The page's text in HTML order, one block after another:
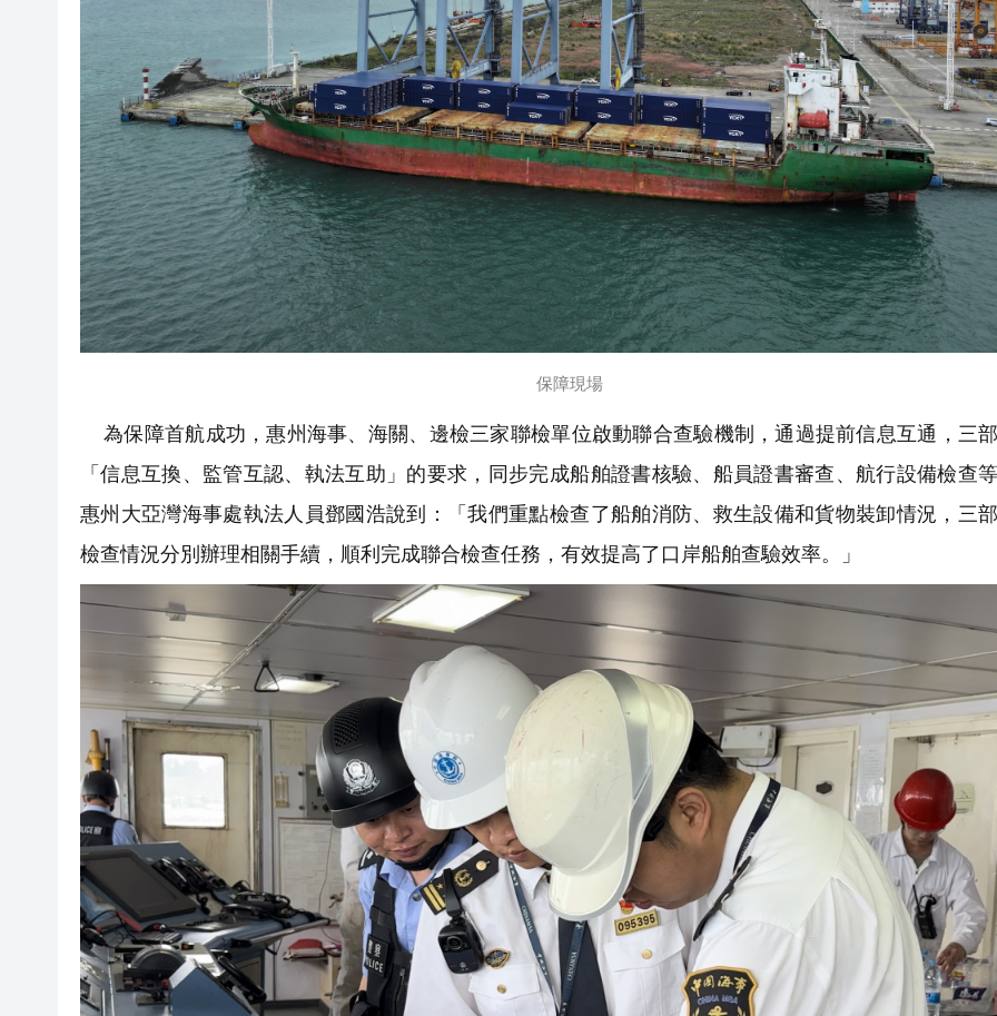
保障現場
為保障首航成功，惠州海事、海關、邊檢三家聯檢單位啟動聯合查驗機制，通過提前信息互通，三
「信息互換、監管互認、執法互助」的要求，同步完成船舶證書核驗、船員證書審查、航行設備檢查
惠州大亞灣海事處執法人員鄧國浩說到：「我們重點檢查了船舶消防、救生設備和貨物裝卸情況，三
檢查情況分別辦理相關手續，順利完成聯合檢查任務，有效提高了口岸船舶查驗效率。」